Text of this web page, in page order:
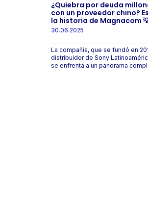
¿Quiebra por deuda
con un proveedor chino?
la historia de Magnacom
30.06.2025
La compañía, que se fundó en
distribuidor de Sony
se enfrenta a un panorama